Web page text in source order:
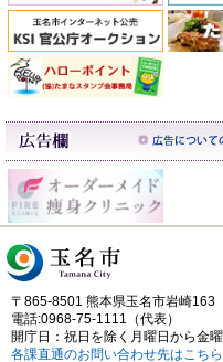
〒865-8501 熊本県玉名市岩崎163
電話:0968-75-1111（代表）
開庁日：祝日を除く月曜日から金
各課直通のお問い合わせ先はこちら